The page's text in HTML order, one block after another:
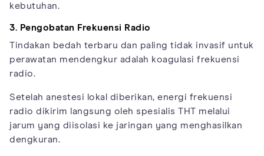
kebutuhan.
3. Pengobatan Frekuensi Radio
Tindakan bedah terbaru dan paling tidak invasif untuk
perawatan mendengkur adalah koagulasi frekuensi
radio.
Setelah anestesi lokal diberikan, energi frekuensi
radio dikirim langsung oleh spesialis THT melalui
jarum yang diisolasi ke jaringan yang menghasilkan
dengkuran.